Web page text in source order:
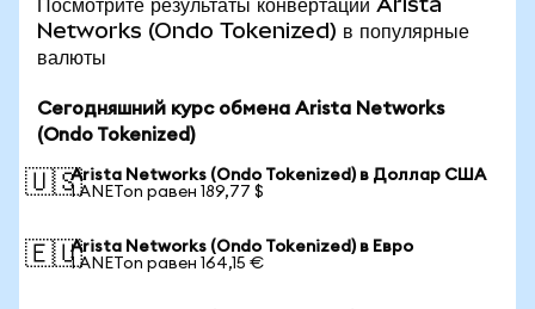
Networks (Ondo Tokenized) в популярные
валюты
Сегодняшний курс обмена Arista Networks
(Ondo Tokenized)
🇺🇸Arista Networks (Ondo Tokenized) в Доллар США
1 ANETon равен 189,77 $
🇪🇺Arista Networks (Ondo Tokenized) в Евро
1 ANETon равен 164,15 €